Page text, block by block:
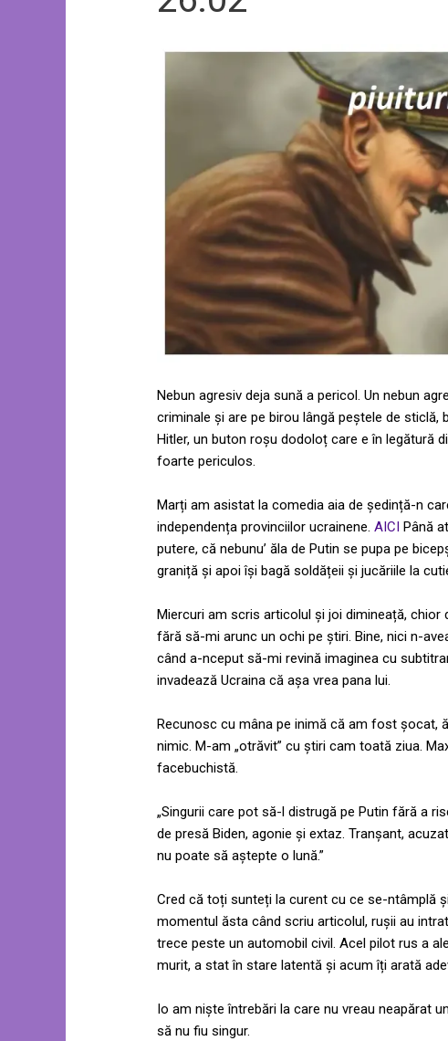
Nebun agresiv deja sună a pericol. Un nebun
criminale și are pe birou lângă peștele de sticlă,
Hitler, un buton roșu dodoloț care e în legătură
foarte periculos.
Marți am asistat la comedia aia de ședință-n
independența provinciilor ucrainene.AICI
Până
putere, că nebunu’ ăla de Putin se pupa pe
graniță și apoi își bagă soldățeii și jucăriile la
Miercuri am scris articolul și joi dimineață,
fără să-mi arunc un ochi pe știri. Bine, nici n-
când a-nceput să-mi revină imaginea cu
invadează Ucraina că așa vrea pana lui.
Recunosc cu mâna pe inimă că am fost șocat,
nimic. M-am „otrăvit” cu știri cam toată ziua.
facebuchistă.
„Singurii care pot să-l distrugă pe Putin fără a
de presă Biden, agonie și extaz. Tranșant,
nu poate să aștepte o lună.”
Cred că toți sunteți la curent cu ce se-ntâmplă
momentul ăsta când scriu articolul, rușii au
trece peste un automobil civil. Acel pilot rus a
murit, a stat în stare latentă și acum îți arată
Io am niște întrebări la care nu vreau neapărat
să nu fiu singur.